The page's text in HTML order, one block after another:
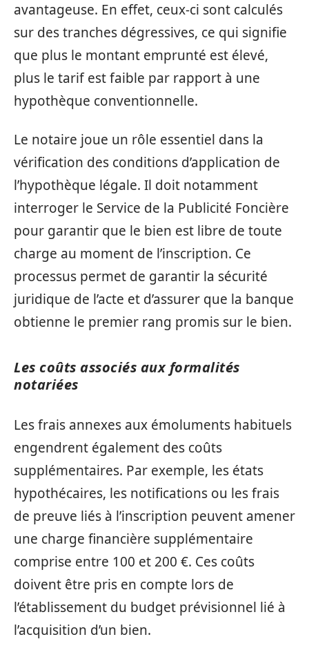
avantageuse. En effet, ceux-ci sont calculés
sur des tranches dégressives, ce qui signifie
que plus le montant emprunté est élevé,
plus le tarif est faible par rapport à une
hypothèque conventionnelle.
Le notaire joue un rôle essentiel dans la
vérification des conditions d’application de
l’hypothèque légale. Il doit notamment
interroger le Service de la Publicité Foncière
pour garantir que le bien est libre de toute
charge au moment de l’inscription. Ce
processus permet de garantir la sécurité
juridique de l’acte et d’assurer que la banque
obtienne le premier rang promis sur le bien.
Les coûts associés aux formalités
notariées
Les frais annexes aux émoluments habituels
engendrent également des coûts
supplémentaires. Par exemple, les états
hypothécaires, les notifications ou les frais
de preuve liés à l’inscription peuvent amener
une charge financière supplémentaire
comprise entre 100 et 200 €. Ces coûts
doivent être pris en compte lors de
l’établissement du budget prévisionnel lié à
l’acquisition d’un bien.